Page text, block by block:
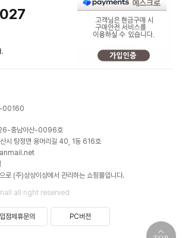
.
00160
충남아산-0096호
시 탕정면 용머리길 40, 1동 616호
로 (주)상상이상에서 관리하는 쇼핑몰입니다.
all right reserved
입점제휴문의 PC버전